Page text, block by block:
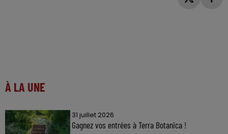
À LA UNE
31 juillet 2026
Gagnez vos entrées à Terra Botanica !